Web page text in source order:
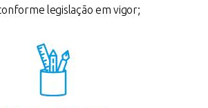
legislação em vigor;